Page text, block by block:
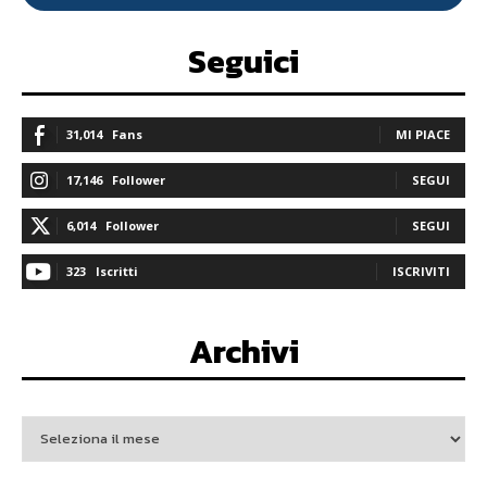
Seguici
31,014 Fans MI PIACE
17,146 Follower SEGUI
6,014 Follower SEGUI
323 Iscritti ISCRIVITI
Archivi